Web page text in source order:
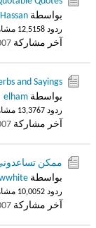
بواسطة
ردود 8 12,515 مشاهدات
آخر مشاركة AM
and Sayings
بواسطة elham
ردود 7 13,376 مشاهدات
آخر مشاركة AM
ممكن
بواسطة
ردود 2 10,005 مشاهدات
آخر مشاركة AM